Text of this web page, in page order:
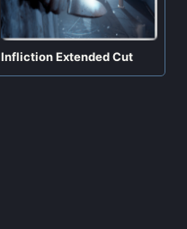
Infliction Extended Cut